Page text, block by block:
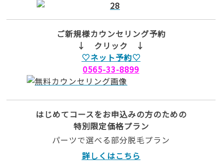
ご新規様カウンセリング予約
↓ クリック ↓
♡ネット予約♡
0565-33-8899
はじめてコースをお申込みの方のための
特別限定価格プラン
パーツで選べる部分脱毛プラン
詳しくはこちら